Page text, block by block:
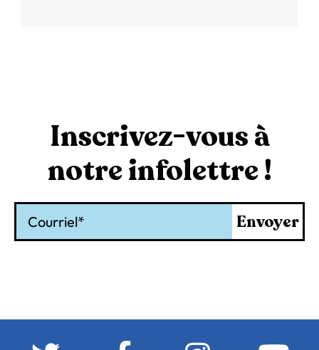
Inscrivez-vous à
notre infolettre !
Envoyer